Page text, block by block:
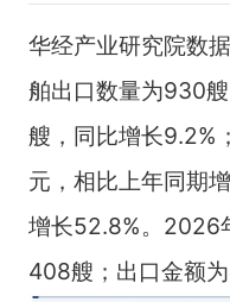
华经产业研究院数
舶出口数量为930
艘，同比增长9.2%
元，相比上年同期
增长52.8%。2026
408艘；出口金额